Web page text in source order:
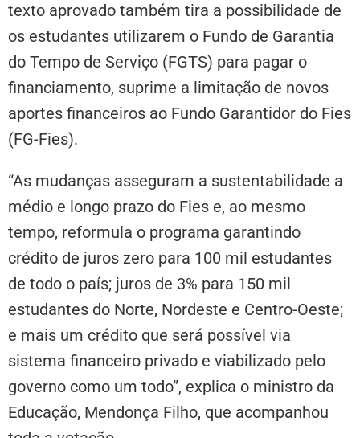
texto aprovado também tira a possibilidade de
os estudantes utilizarem o Fundo de Garantia
do Tempo de Serviço (FGTS) para pagar o
financiamento, suprime a limitação de novos
aportes financeiros ao Fundo Garantidor do Fies
(FG-Fies).
“As mudanças asseguram a sustentabilidade a
médio e longo prazo do Fies e, ao mesmo
tempo, reformula o programa garantindo
crédito de juros zero para 100 mil estudantes
de todo o país; juros de 3% para 150 mil
estudantes do Norte, Nordeste e Centro-Oeste;
e mais um crédito que será possível via
sistema financeiro privado e viabilizado pelo
governo como um todo”, explica o ministro da
Educação, Mendonça Filho, que acompanhou